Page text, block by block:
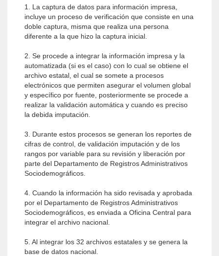
1. La captura de datos para información impresa,
incluye un proceso de verificación que consiste en una
doble captura, misma que realiza una persona
diferente a la que hizo la captura inicial.
2. Se procede a integrar la información impresa y la
automatizada (si es el caso) con lo cual se obtiene el
archivo estatal, el cual se somete a procesos
electrónicos que permiten asegurar el volumen global
y específico por fuente, posteriormente se procede a
realizar la validación automática y cuando es preciso
la debida imputación.
3. Durante estos procesos se generan los reportes de
cifras de control, de validación imputación y de los
rangos por variable para su revisión y liberación por
parte del Departamento de Registros Administrativos
Sociodemográficos.
4. Cuando la información ha sido revisada y aprobada
por el Departamento de Registros Administrativos
Sociodemográficos, es enviada a Oficina Central para
integrar el archivo nacional.
5. Al integrar los 32 archivos estatales y se genera la
base de datos nacional.